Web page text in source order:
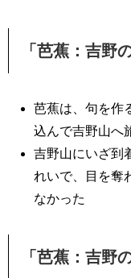
「芭蕉：吉野
芭蕉は、句を作
込んで吉野山へ
吉野山にいざ到
れいで、目を奪
なかった
「芭蕉：吉野